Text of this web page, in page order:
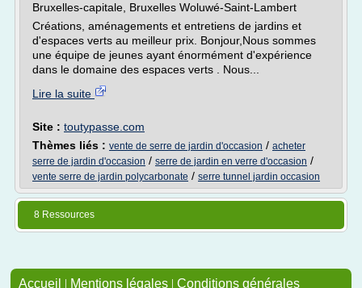
Bruxelles-capitale, Bruxelles Woluwé-Saint-Lambert
Créations, aménagements et entretiens de jardins et
d'espaces verts au meilleur prix. Bonjour,Nous sommes
une équipe de jeunes ayant énormément d'expérience
dans le domaine des espaces verts . Nous...
Lire la suite
Site : toutypasse.com
Thèmes liés : vente de serre de jardin d'occasion / acheter
serre de jardin d'occasion / serre de jardin en verre d'occasion /
vente serre de jardin polycarbonate / serre tunnel jardin occasion
8 Ressources
Accueil | Mentions légales | Conditions générales